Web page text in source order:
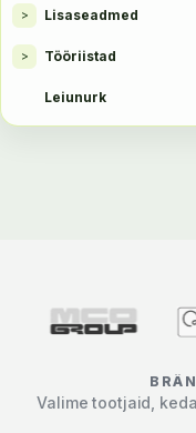
> Lisaseadmed
> Tööriistad
Leiunurk
Valime tootjaid,